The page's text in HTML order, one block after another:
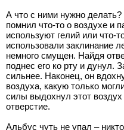
А что с ними нужно
помнил что-то о воздухе и
используют гелий или что-
использовали заклинание
немного смущен. Найдя
поднес его ко рту и дунул.
сильнее. Наконец, он
воздуха, какую только
силы выдохнул этот
отверстие.
Альбус чуть не упал –